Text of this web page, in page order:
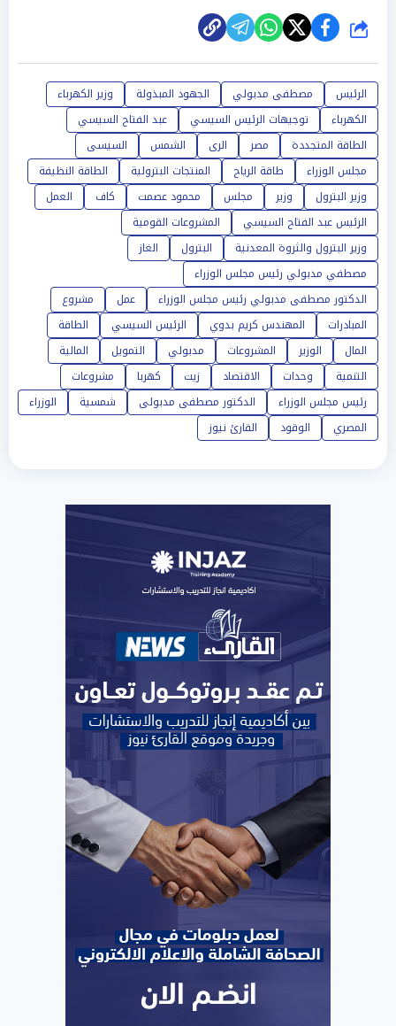
شارك
الرئيس مصطفى مدبولي الجهود المبذولة
وزير الكهرباء
الكهرباء
توجيهات الرئيس السيسي
عبد الفتاح السيسي
الطاقة المتجددة
مصر الرى الشمس
السيسى
مجلس الوزراء
طاقة الرياح المنتجات البترولية
الطاقة النظيفة
وزير البترول
وزير مجلس محمود عصمت كاف
العمل
الرئيس عبد الفتاح السيسي
المشروعات القومية
وزير البترول والثروة المعدنية
البترول
الغاز
مصطفي مدبولي رئيس مجلس الوزراء
الدكتور مصطفى مدبولي رئيس مجلس الوزراء
عمل
مشروع
المبادرات
المهندس كريم بدوي الرئيس السيسي
الطاقة
المال
الوزير المشروعات مدبولي التمويل
المالية
التنمية
وحدات الاقتصاد زيت كهربا
مشروعات
رئيس مجلس الوزراء
الدكتور مصطفى مدبولى شمسية
الوزراء
المصري
الوقود القارئ نيوز